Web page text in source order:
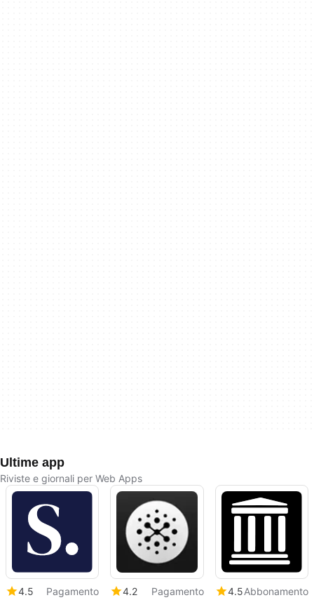
Ultime app
Riviste e giornali per Web Apps
4.5
Pagamento
4.2
Pagamento
4.5Abbonamento